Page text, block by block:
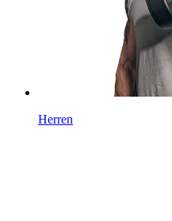
Herren